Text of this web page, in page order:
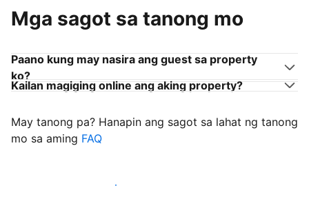
Mga sagot sa tanong mo
Paano kung may nasira ang guest sa property
ko?
Kailan magiging online ang aking property?
May tanong pa? Hanapin ang sagot sa lahat ng tanong
mo sa aming FAQ
Simulang i-welcome ang mga guest